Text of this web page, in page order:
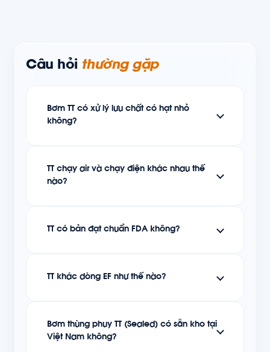
Câu hỏi thường gặp
Bơm TT có xử lý lưu chất có hạt nhỏ
không?
TT chạy air và chạy điện khác nhau thế
nào?
TT có bản đạt chuẩn FDA không?
TT khác dòng EF như thế nào?
Bơm thùng phuy TT (Sealed) có sẵn kho tại
Việt Nam không?